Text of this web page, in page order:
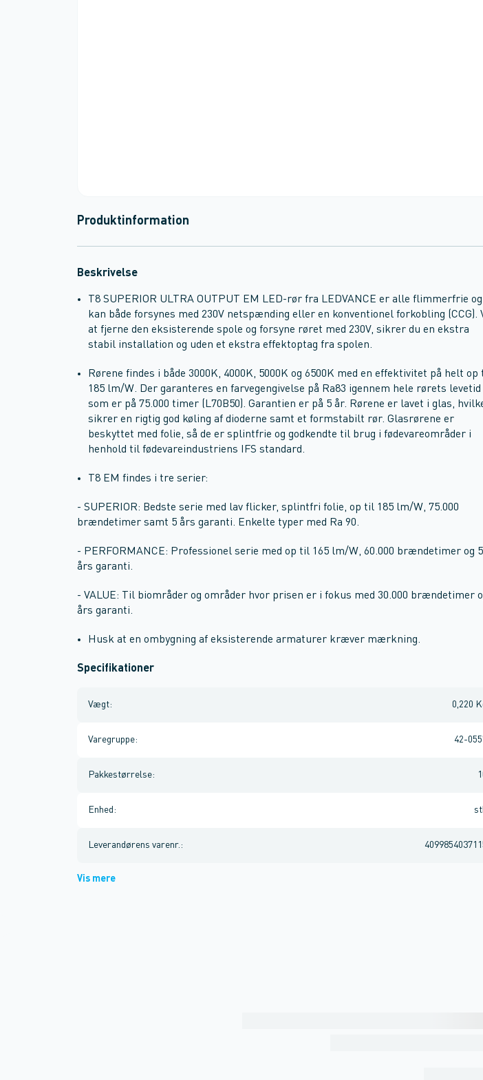
Produktinformation
Beskrivelse
T8 SUPERIOR ULTRA OUTPUT EM LED-rør fra LEDVANCE er alle flimmerfrie og
kan både forsynes med 230V netspænding eller en konventionel forkobling (CCG).
at fjerne den eksisterende spole og forsyne røret med 230V, sikrer du en ekstra
stabil installation og uden et ekstra effektoptag fra spolen.
Rørene findes i både 3000K, 4000K, 5000K og 6500K med en effektivitet på helt op
185 lm/W. Der garanteres en farvegengivelse på Ra83 igennem hele rørets levetid
som er på 75.000 timer (L70B50). Garantien er på 5 år. Rørene er lavet i glas,
sikrer en rigtig god køling af dioderne samt et formstabilt rør. Glasrørene er
beskyttet med folie, så de er splintfrie og godkendte til brug i fødevareområder i
henhold til fødevareindustriens IFS standard.
T8 EM findes i tre serier:
- SUPERIOR: Bedste serie med lav flicker, splintfri folie, op til 185 lm/W, 75.000
brændetimer samt 5 års garanti. Enkelte typer med Ra 90.
- PERFORMANCE: Professionel serie med op til 165 lm/W, 60.000 brændetimer og 5
års garanti.
- VALUE: Til biområder og områder hvor prisen er i fokus med 30.000 brændetimer
års garanti.
Husk at en ombygning af eksisterende armaturer kræver mærkning.
Specifikationer
Vægt: 0,220
Varegruppe: 42-
Pakkestørrelse:
Enhed :
Leverandørens varenr. :
Vis mere